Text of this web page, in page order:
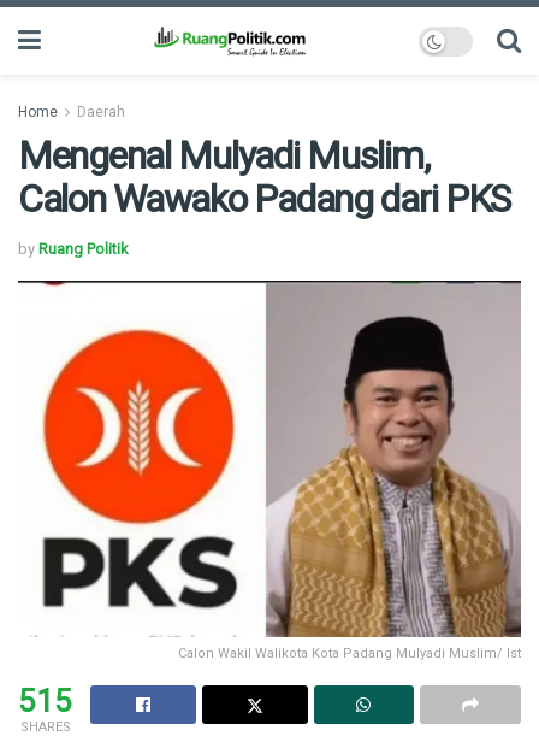
Home Daerah
Mengenal Mulyadi Muslim,
Calon Wawako Padang dari PKS
by Ruang Politik
Calon Wakil Walikota Kota Padang Mulyadi Muslim/ Ist
515
SHARES